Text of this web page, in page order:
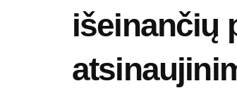
išeinančių